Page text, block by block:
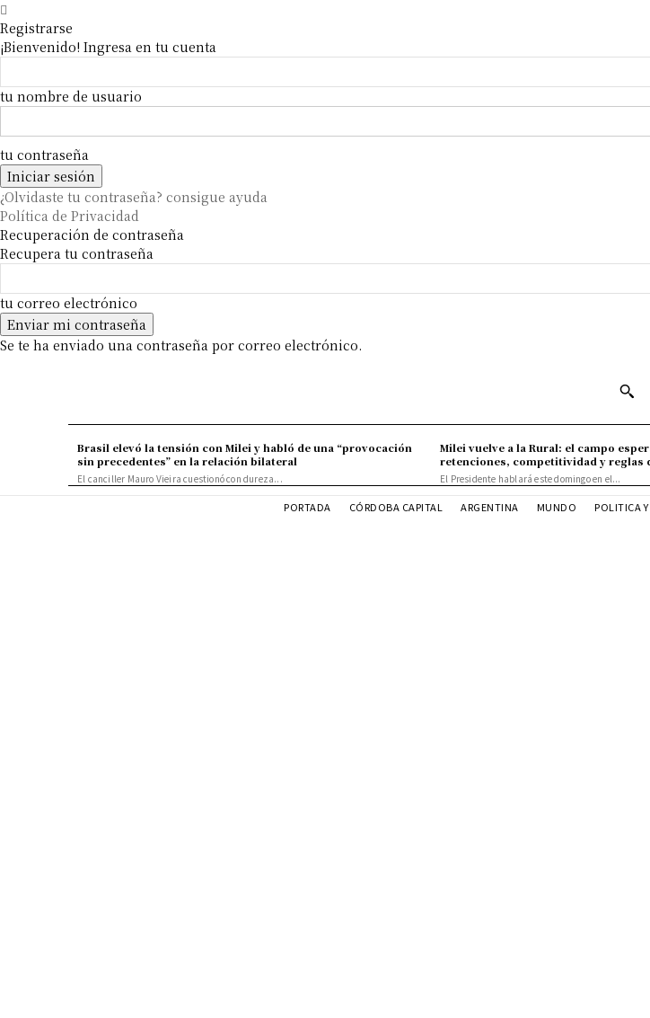
Registrarse
¡Bienvenido! Ingresa en tu cuenta
tu nombre de usuario
tu contraseña
¿Olvidaste tu contraseña? consigue ayuda
Política de Privacidad
Recuperación de contraseña
Recupera tu contraseña
tu correo electrónico
Se te ha enviado una contraseña por correo electrónico.
Brasil elevó la tensión con Milei y habló de una “provocación
sin precedentes” en la relación bilateral
El canciller Mauro Vieira cuestionó con dureza...
Milei vuelve a la Rural: el campo
retenciones, competitividad y reglas
El Presidente hablará este domingo en el...
PORTADA CÓRDOBA CAPITAL ARGENTINA MUNDO POLITICA